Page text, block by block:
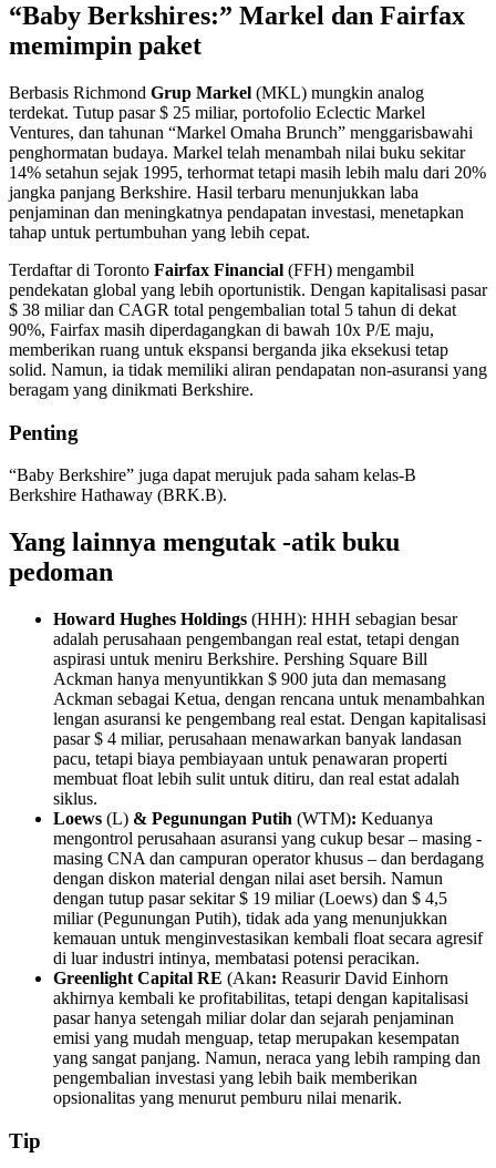
“Baby Berkshires:” Markel dan Fairfax
memimpin paket
Berbasis Richmond Grup Markel (MKL) mungkin analog
terdekat. Tutup pasar $ 25 miliar, portofolio Eclectic Markel
Ventures, dan tahunan “Markel Omaha Brunch” menggarisbawahi
penghormatan budaya. Markel telah menambah nilai buku sekitar
14% setahun sejak 1995, terhormat tetapi masih lebih malu dari 20%
jangka panjang Berkshire. Hasil terbaru menunjukkan laba
penjaminan dan meningkatnya pendapatan investasi, menetapkan
tahap untuk pertumbuhan yang lebih cepat.
Terdaftar di Toronto Fairfax Financial (FFH) mengambil
pendekatan global yang lebih oportunistik. Dengan kapitalisasi pasar
$ 38 miliar dan CAGR total pengembalian total 5 tahun di dekat
90%, Fairfax masih diperdagangkan di bawah 10x P/E maju,
memberikan ruang untuk ekspansi berganda jika eksekusi tetap
solid. Namun, ia tidak memiliki aliran pendapatan non-asuransi yang
beragam yang dinikmati Berkshire.
Penting
“Baby Berkshire” juga dapat merujuk pada saham kelas-B
Berkshire Hathaway (BRK.B).
Yang lainnya mengutak -atik buku
pedoman
Howard Hughes Holdings (HHH): HHH sebagian besar
adalah perusahaan pengembangan real estat, tetapi dengan
aspirasi untuk meniru Berkshire. Pershing Square Bill
Ackman hanya menyuntikkan $ 900 juta dan memasang
Ackman sebagai Ketua, dengan rencana untuk menambahkan
lengan asuransi ke pengembang real estat. Dengan kapitalisasi
pasar $ 4 miliar, perusahaan menawarkan banyak landasan
pacu, tetapi biaya pembiayaan untuk penawaran properti
membuat float lebih sulit untuk ditiru, dan real estat adalah
siklus.
Loews (L) & Pegunungan Putih (WTM): Keduanya
mengontrol perusahaan asuransi yang cukup besar – masing -
masing CNA dan campuran operator khusus – dan berdagang
dengan diskon material dengan nilai aset bersih. Namun
dengan tutup pasar sekitar $ 19 miliar (Loews) dan $ 4,5
miliar (Pegunungan Putih), tidak ada yang menunjukkan
kemauan untuk menginvestasikan kembali float secara agresif
di luar industri intinya, membatasi potensi peracikan.
Greenlight Capital RE (Akan: Reasurir David Einhorn
akhirnya kembali ke profitabilitas, tetapi dengan kapitalisasi
pasar hanya setengah miliar dolar dan sejarah penjaminan
emisi yang mudah menguap, tetap merupakan kesempatan
yang sangat panjang. Namun, neraca yang lebih ramping dan
pengembalian investasi yang lebih baik memberikan
opsionalitas yang menurut pemburu nilai menarik.
Tip